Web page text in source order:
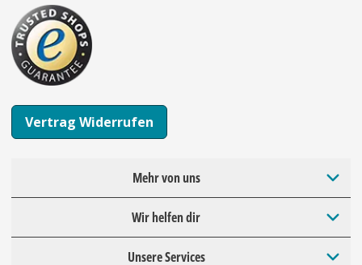
Vertrag Widerrufen
Mehr von uns
Wir helfen dir
Unsere Services